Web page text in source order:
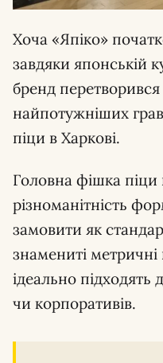
Хоча «Япіко»
завдяки японській
бренд
найпотужніших
піци в Харкові.
Головна фішка піци
різноманітність
замовити як
знамениті метричні
ідеально підходять
чи корпоративів.